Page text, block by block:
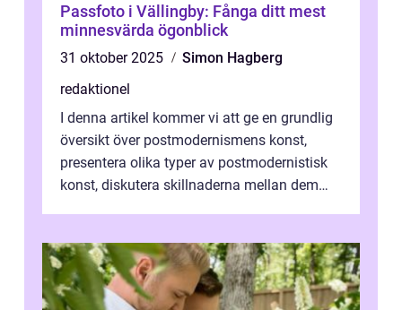
Passfoto i Vällingby: Fånga ditt mest
minnesvärda ögonblick
31 oktober 2025
Simon Hagberg
redaktionel
I denna artikel kommer vi att ge en grundlig
översikt över postmodernismens konst,
presentera olika typer av postmodernistisk
konst, diskutera skillnaderna mellan dem